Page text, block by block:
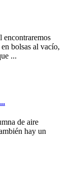
encontraremos
bolsas al vacío,
...
de aire
hay un